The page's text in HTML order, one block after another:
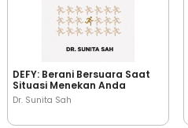
DEFY: Berani Bersuara Saat
Situasi Menekan Anda
Dr. Sunita Sah